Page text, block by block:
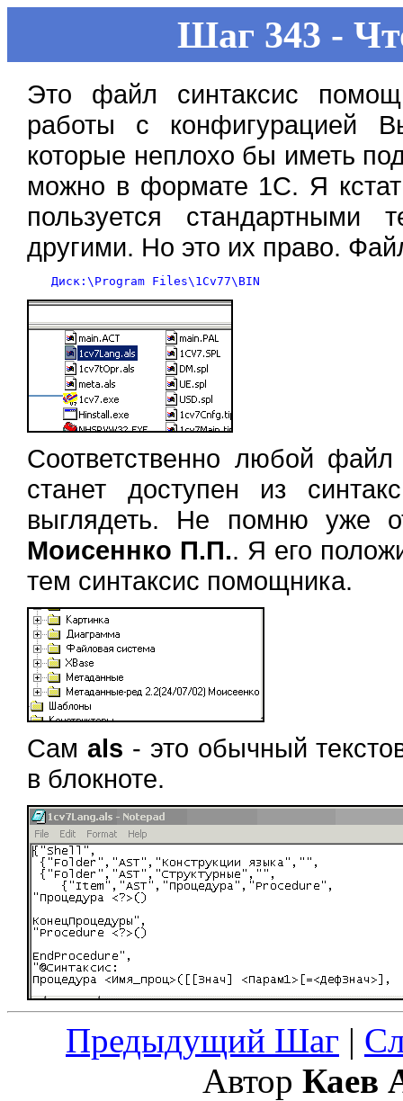
Шаг 343 -
Это файл синтаксис
работы с конфигурацией
которые неплохо бы иметь
можно в формате 1С. Я
пользуется стандартными
другими. Но это их право.
Соответственно любой
станет доступен из
выглядеть. Не помню уже
Моисеннко П.П.. Я его
тем синтаксис помощника.
Сам als - это обычный
в блокноте.
Предыдущий Шаг |
Автор Каев